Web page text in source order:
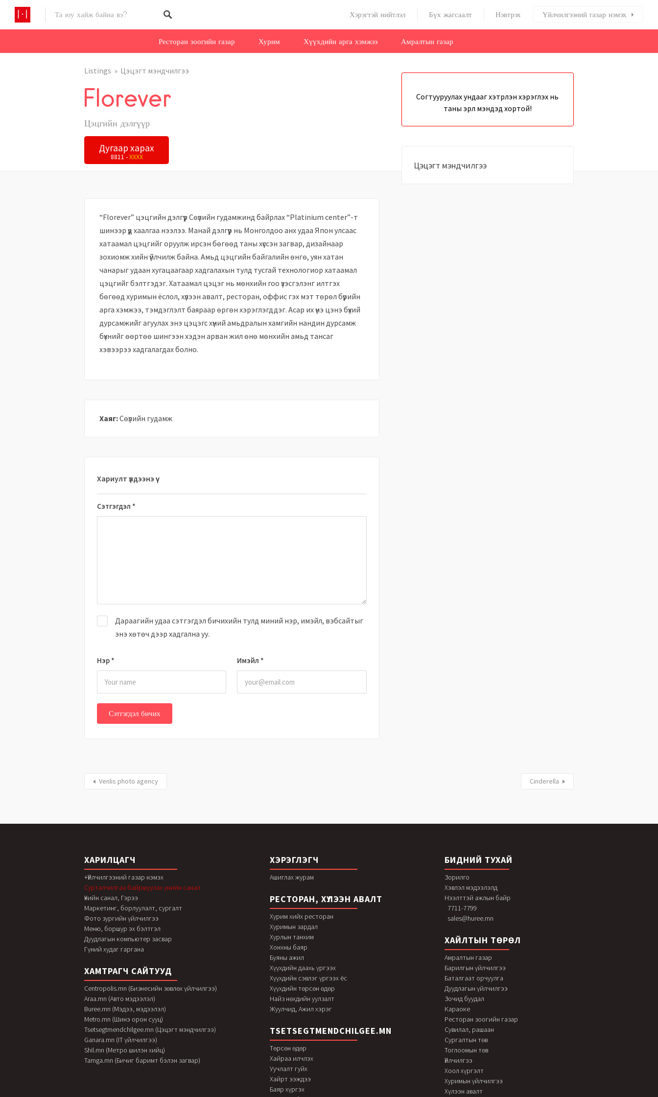
Хэрэгтэй нийтлэл Бүх жагсаалт Нэвтрэх Үйлчилгээний газар нэмэх
Ресторан зоогийн газар Хурим Хүүхдийн арга хэмжээ Амралтын газар
Listings Цэцэгт мэндчилгээ
Florever
Цэцгийн дэлгүүр
Дугаар харах
8811 -XXXX
“Florever” цэцгийн дэлгүүр Сөүлийн гудамжинд байрлах “Platinium center”-т
шинээр үүд хаалгаа нээлээ. Манай дэлгүүр нь Монголдоо анх удаа Япон улсаас
хатаамал цэцгийг оруулж ирсэн бөгөөд таны хүссэн загвар, дизайнаар
зохиомж хийн үйлчилж байна. Амьд цэцгийн байгалийн өнгө, уян хатан
чанарыг удаан хугацаагаар хадгалахын тулд тусгай технологиор хатаамал
цэцгийг бэлтгэдэг. Хатаамал цэцэг нь мөнхийн гоо үзэсгэлэнг илтгэх
бөгөөд хуримын ёслол, хүлээн авалт, ресторан, оффис гэх мэт төрөл бүрийн
арга хэмжээ, тэмдэглэлт баяраар өргөн хэрэглэгддэг. Асар их үнэ цэнэ бүхий
дурсамжийг агуулах энэ цэцэгс хүний амьдралын хамгийн нандин дурсамж
бүхнийг өөртөө шингээн хэдэн арван жил өнө мөнхийн амьд тансаг
хэвээрээ хадгалагдах болно.
Хаяг:Сөүлийн гудамж
Хариулт үлдээнэ үү
Сэтгэгдэл *
Нэр * Имэйл *
Дараагийн удаа сэтгэгдэл бичихийн тулд миний нэр, имэйл, вэбсайтыг
энэ хөтөч дээр хадгална уу.
Согтууруулах ундааг хэтрүүлэн хэрэглэх нь
таны эрүүл мэндэд хортой!
Цэцэгт мэндчилгээ
Venlis photo agency Cinderella
ХАРИЛЦАГЧ
+Үйлчилгээний газар нэмэх
Сурталчилгаа байршуулах үнийн санал
Үнийн санал, Гэрээ
Маркетинг, борлуулалт, сургалт
Фото зургийн үйлчилгээ
Меню, боршур эх бэлтгэл
Дуудлагын компьютер засвар
Гүний худаг гаргана
ХАМТРАГЧ САЙТУУД
Centropolis.mn (Бизнесийн зөвлөх үйлчилгээ)
Araa.mn (Авто мэдээлэл)
Buree.mn (Мэдээ, мэдээлэл)
Metro.mn (Шинэ орон сууц)
Tsetsegtmendchilgee.mn (Цэцэгт мэндчилгээ)
Ganara.mn (IT үйлчилгээ)
Shil.mn (Метро шилэн хийц)
Tamga.mn (Бичиг баримт бэлэн загвар)
ХЭРЭГЛЭГЧ
Ашиглах журам
РЕСТОРАН, ХҮЛЭЭН АВАЛТ
Хурим хийх ресторан
Хуримын зардал
Хурлын танхим
Хонхны баяр
Буяны ажил
Хүүхдийн даахь үргээх
Хүүхдийн сэвлэг үргээх ёс
Хүүхдийн төрсөн өдөр
Найз нөхдийн уулзалт
Жуулчид, Ажил хэрэг
TSETSEGTMENDCHILGEE.MN
Төрсөн өдөр
Хайраа илчлэх
Уучлалт гуйх
Хайрт ээждээ
Баяр хүргэх
БИДНИЙ ТУХАЙ
Зорилго
Хэвлэл мэдээлэлд
Нээлттэй ажлын байр
7711-7799
sales@huree.mn
ХАЙЛТЫН ТӨРӨЛ
Амралтын газар
Барилгын үйлчилгээ
Баталгаат орчуулга
Дуудлагын үйлчилгээ
Зочид буудал
Караоке
Ресторан зоогийн газар
Сувилал, рашаан
Сургалтын төв
Тоглоомын төв
Үйлчилгээ
Хоол хүргэлт
Хуримын үйлчилгээ
Хүлээн авалт